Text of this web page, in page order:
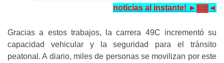
noticias al instante! ►▓▓◄
Gracias a estos trabajos, la carrera 49C incrementó su
capacidad vehicular y la seguridad para el tránsito
peatonal. A diario, miles de personas se movilizan por este